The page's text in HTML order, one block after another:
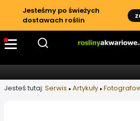
Jesteśmy po świeżych
dostawach roślin
Jesteś tutaj: Serwis Artykuły